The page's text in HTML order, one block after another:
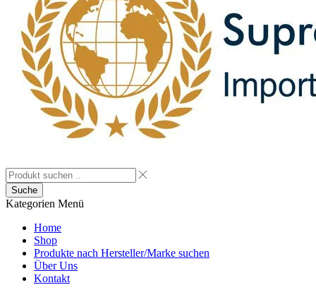
Suche
Kategorien Menü
Home
Shop
Produkte nach Hersteller/Marke suchen
Über Uns
Kontakt